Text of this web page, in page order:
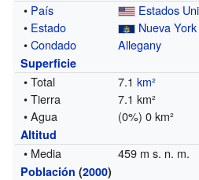
• País
Estados
• Estado
Nueva York
•Condado Allegany
Superficie
• Total 7.1km²
• Tierra
7.1 km²
• Agua
(0%) 0 km²
Altitud
• Media 459 m s. n. m.
Población (2000)